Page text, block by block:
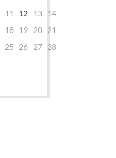
11 12 13
14
18 19 20 21
25 26 27 28